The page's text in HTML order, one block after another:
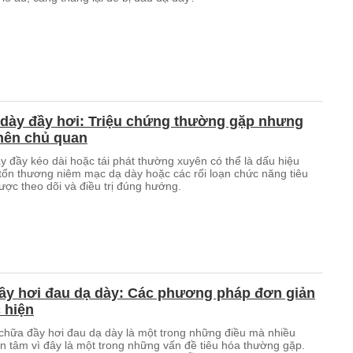
đầy hơi: Triệu chứng thường gặp nhưng
chủ quan
đầy kéo dài hoặc tái phát thường xuyên có thể là dấu hiệu
thương niêm mạc dạ dày hoặc các rối loạn chức năng tiêu
theo dõi và điều trị đúng hướng.
hơi đau dạ dày: Các phương pháp đơn giản
hiện
đầy hơi đau dạ dày là một trong những điều mà nhiều
tâm vì đây là một trong những vấn đề tiêu hóa thường gặp.